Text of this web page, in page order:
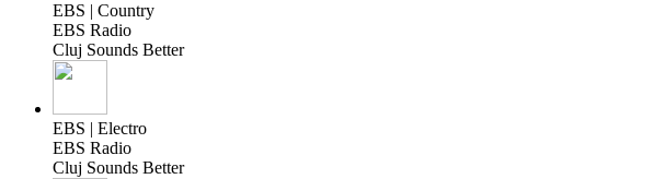
EBS | Country
EBS Radio
Cluj Sounds Better
EBS | Electro
EBS Radio
Cluj Sounds Better